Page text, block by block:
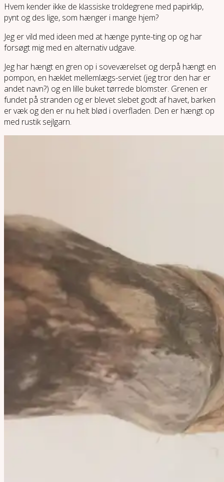
Hvem kender ikke de klassiske troldegrene med papirklip,
pynt og des lige, som hænger i mange hjem?
Jeg er vild med ideen med at hænge pynte-ting op og har
forsøgt mig med en alternativ udgave.
Jeg har hængt en gren op i soveværelset og derpå hængt en
pompon, en hæklet mellemlægs-serviet (jeg tror den har er
andet navn?) og en lille buket tørrede blomster. Grenen er
fundet på stranden og er blevet slebet godt af havet, barken
er væk og den er nu helt blød i overfladen. Den er hængt op
med rustik sejlgarn.